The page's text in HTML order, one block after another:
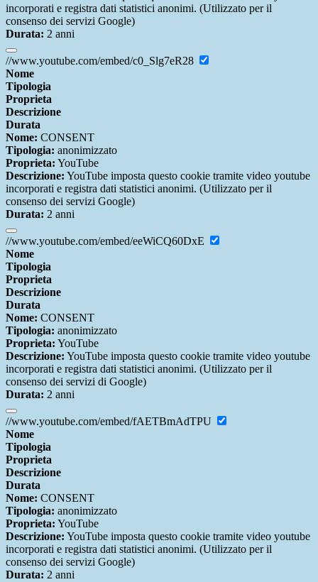
incorporati e registra dati statistici anonimi. (Utilizzato per il
consenso dei servizi Google)
Durata: 2 anni
//www.youtube.com/embed/c0_Slg7eR28
Nome
Tipologia
Proprieta
Descrizione
Durata
Nome: CONSENT
Tipologia: anonimizzato
Proprieta: YouTube
Descrizione: YouTube imposta questo cookie tramite video youtube
incorporati e registra dati statistici anonimi. (Utilizzato per il
consenso dei servizi Google)
Durata: 2 anni
//www.youtube.com/embed/eeWiCQ60DxE
Nome
Tipologia
Proprieta
Descrizione
Durata
Nome: CONSENT
Tipologia: anonimizzato
Proprieta: YouTube
Descrizione: YouTube imposta questo cookie tramite video youtube
incorporati e registra dati statistici anonimi. (Utilizzato per il
consenso dei servizi di Google)
Durata: 2 anni
//www.youtube.com/embed/fAETBmAdTPU
Nome
Tipologia
Proprieta
Descrizione
Durata
Nome: CONSENT
Tipologia: anonimizzato
Proprieta: YouTube
Descrizione: YouTube imposta questo cookie tramite video youtube
incorporati e registra dati statistici anonimi. (Utilizzato per il
consenso dei servizi Google)
Durata: 2 anni